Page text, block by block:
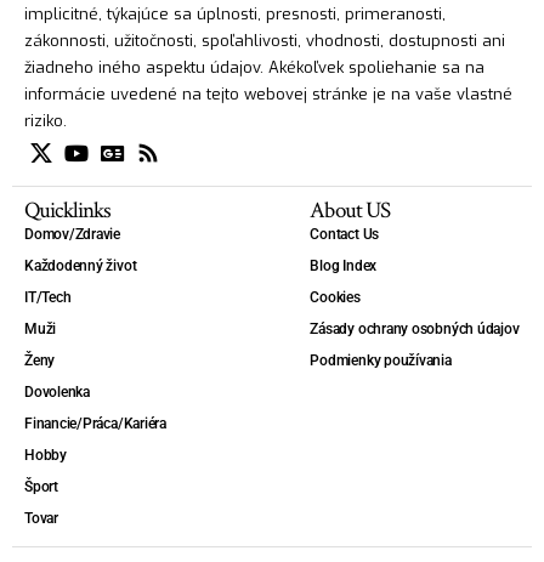
implicitné, týkajúce sa úplnosti, presnosti, primeranosti,
zákonnosti, užitočnosti, spoľahlivosti, vhodnosti, dostupnosti ani
žiadneho iného aspektu údajov. Akékoľvek spoliehanie sa na
informácie uvedené na tejto webovej stránke je na vaše vlastné
riziko.
Quicklinks
Domov/Zdravie
Každodenný život
IT/Tech
Muži
Ženy
Dovolenka
Financie/Práca/Kariéra
Hobby
Šport
Tovar
About US
Contact Us
Blog Index
Cookies
Zásady ochrany osobných údajov
Podmienky používania